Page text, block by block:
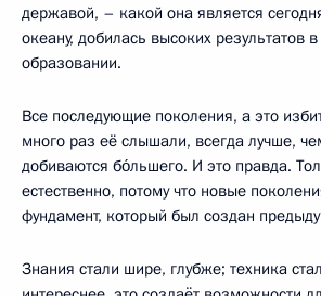
державой, – какой она является
океану, добилась высоких результатов
образовании.
Все последующие поколения, а это
много раз её слышали, всегда лучше,
добиваются бо́льшего. И это правда.
естественно, потому что новые
фундамент, который был создан
Знания стали шире, глубже; техника